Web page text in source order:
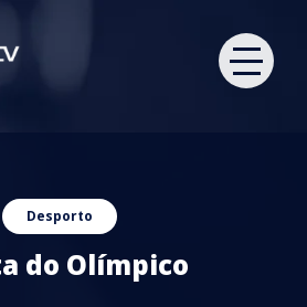
Desporto
do Olímpico